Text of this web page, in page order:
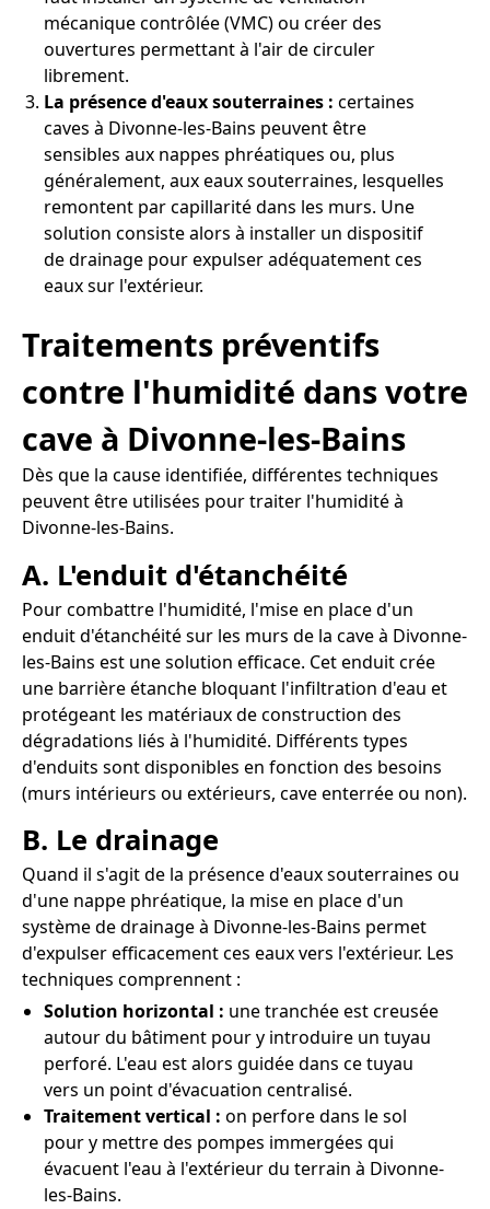
mécanique contrôlée (VMC) ou créer des
ouvertures permettant à l'air de circuler
librement.
La présence d'eaux souterraines : certaines
caves à Divonne-les-Bains peuvent être
sensibles aux nappes phréatiques ou, plus
généralement, aux eaux souterraines, lesquelles
remontent par capillarité dans les murs. Une
solution consiste alors à installer un dispositif
de drainage pour expulser adéquatement ces
eaux sur l'extérieur.
Traitements préventifs
contre l'humidité dans votre
cave à Divonne-les-Bains
Dès que la cause identifiée, différentes techniques
peuvent être utilisées pour traiter l'humidité à
Divonne-les-Bains.
A. L'enduit d'étanchéité
Pour combattre l'humidité, l'mise en place d'un
enduit d'étanchéité sur les murs de la cave à Divonne-
les-Bains est une solution efficace. Cet enduit crée
une barrière étanche bloquant l'infiltration d'eau et
protégeant les matériaux de construction des
dégradations liés à l'humidité. Différents types
d'enduits sont disponibles en fonction des besoins
(murs intérieurs ou extérieurs, cave enterrée ou non).
B. Le drainage
Quand il s'agit de la présence d'eaux souterraines ou
d'une nappe phréatique, la mise en place d'un
système de drainage à Divonne-les-Bains permet
d'expulser efficacement ces eaux vers l'extérieur. Les
techniques comprennent :
Solution horizontal : une tranchée est creusée
autour du bâtiment pour y introduire un tuyau
perforé. L'eau est alors guidée dans ce tuyau
vers un point d'évacuation centralisé.
Traitement vertical : on perfore dans le sol
pour y mettre des pompes immergées qui
évacuent l'eau à l'extérieur du terrain à Divonne-
les-Bains.